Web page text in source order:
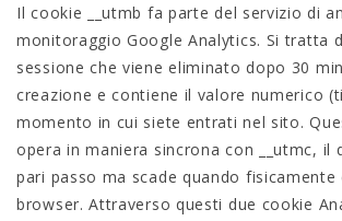
Il cookie __utmb fa parte del servizio di
monitoraggio Google Analytics. Si tratta
sessione che viene eliminato dopo 30
creazione e contiene il valore numerico
momento in cui siete entrati nel sito.
opera in maniera sincrona con __utmc, il
pari passo ma scade quando fisicamente
browser. Attraverso questi due cookie